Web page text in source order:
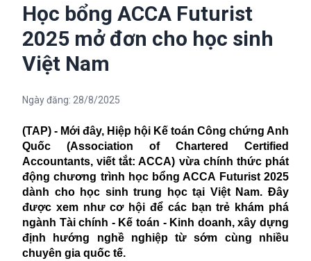
Học bổng ACCA Futurist
2025 mở đơn cho học sinh
Việt Nam
Ngày đăng: 28/8/2025
(TAP) - Mới đây, Hiệp hội Kế toán Công chứng Anh
Quốc (Association of Chartered Certified
Accountants, viết tắt: ACCA) vừa chính thức phát
động chương trình học bổng ACCA Futurist 2025
dành cho học sinh trung học tại Việt Nam. Đây
được xem như cơ hội để các bạn trẻ khám phá
ngành Tài chính - Kế toán - Kinh doanh, xây dựng
định hướng nghề nghiệp từ sớm cùng nhiều
chuyên gia quốc tế.